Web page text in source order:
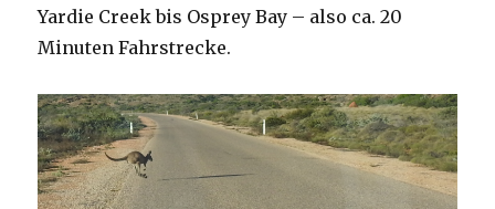
Yardie Creek bis Osprey Bay – also ca. 20
Minuten Fahrstrecke.